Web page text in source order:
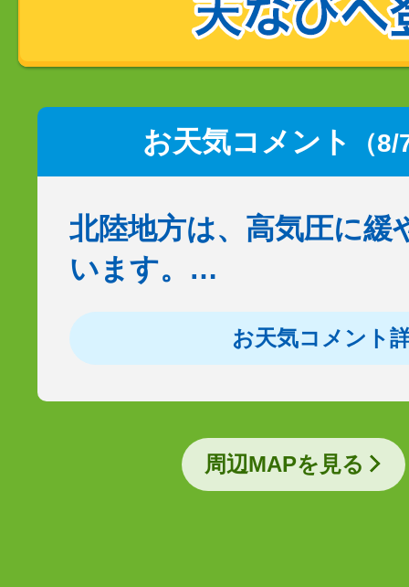
お天気コメント （
北陸地方は、高気圧に緩
います。…
お天気コメント
周辺MAPを見る